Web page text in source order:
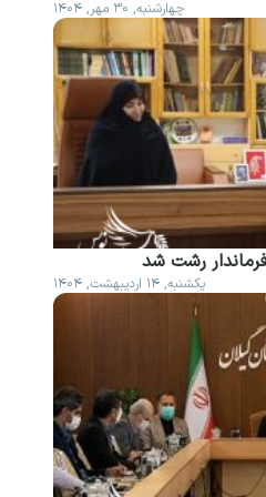
چهارشنبه, ۳۰ مهر, ۱۴۰۴
رشت شد
یکشنبه, ۱۴ اردیبهشت, ۱۴۰۴